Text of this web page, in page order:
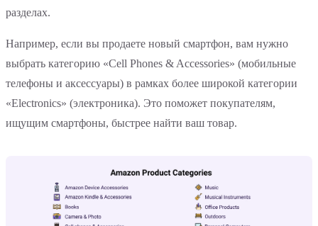
разделах.
Например, если вы продаете новый смартфон, вам нужно
выбрать категорию «Cell Phones & Accessories» (мобильные
телефоны и аксессуары) в рамках более широкой категории
«Electronics» (электроника). Это поможет покупателям,
ищущим смартфоны, быстрее найти ваш товар.